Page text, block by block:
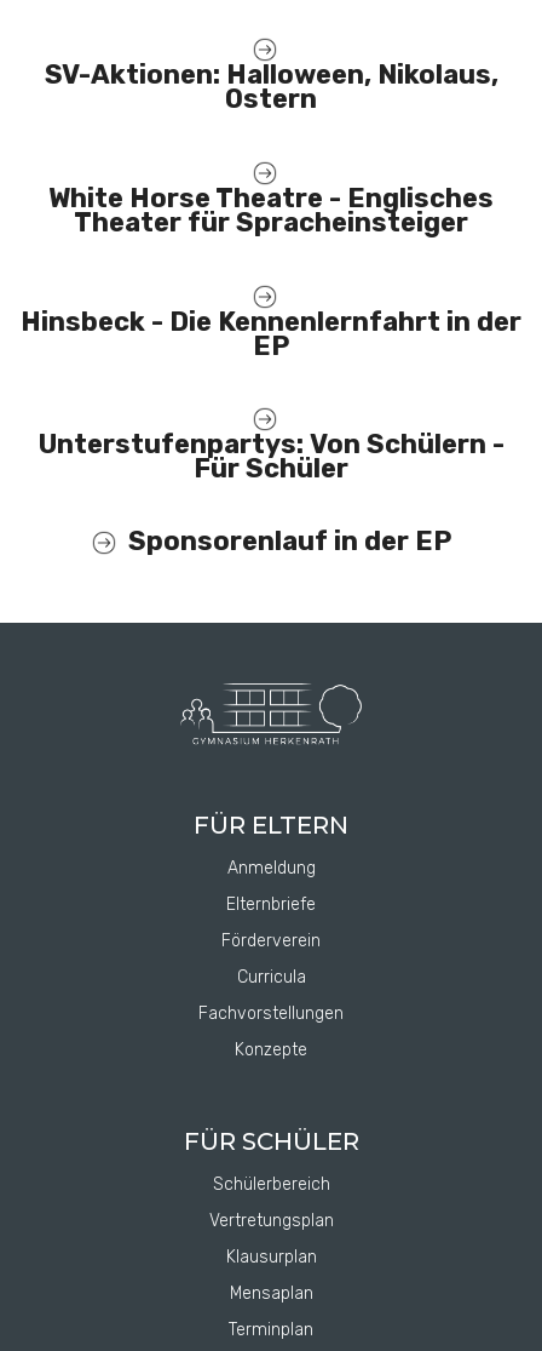
SV-Aktionen: Halloween, Nikolaus,
Ostern
White Horse Theatre - Englisches
Theater für Spracheinsteiger
Hinsbeck - Die Kennenlernfahrt in der
EP
Unterstufenpartys: Von Schülern -
Für Schüler
Sponsorenlauf in der EP
FÜR ELTERN
Anmeldung
Elternbriefe
Förderverein
Curricula
Fachvorstellungen
Konzepte
FÜR SCHÜLER
Schülerbereich
Vertretungsplan
Klausurplan
Mensaplan
Terminplan